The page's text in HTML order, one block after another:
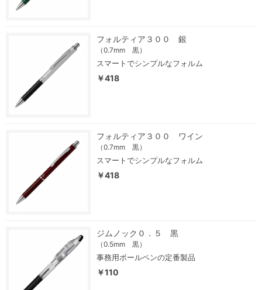
フォルティア３００ 銀
（0.7mm 黒）
スマートでシンプルなフォルム
￥418
フォルティア３００ ワイン
（0.7mm 黒）
スマートでシンプルなフォルム
￥418
ジムノック０．５ 黒
（0.5mm 黒）
事務用ボールペンの定番製品
￥110